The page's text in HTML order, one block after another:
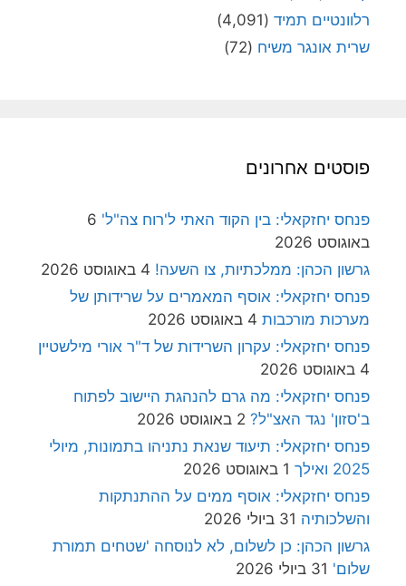
רלוונטיים תמיד (4,091)
שרית אונגר משיח (72)
פוסטים אחרונים
פנחס יחזקאלי: בין הקוד האתי ל'רוח צה"ל' 6
באוגוסט 2026
גרשון הכהן: ממלכתיות, צו השעה! 4 באוגוסט 2026
פנחס יחזקאלי: אוסף המאמרים על שרידותן של
מערכות מורכבות 4 באוגוסט 2026
פנחס יחזקאלי: עקרון השרידות של ד"ר אורי מילשטיין
4 באוגוסט 2026
פנחס יחזקאלי: מה גרם להנהגת היישוב לפתוח
ב'סזון' נגד האצ"ל? 2 באוגוסט 2026
פנחס יחזקאלי: תיעוד שנאת נתניהו בתמונות, מיולי
2025 ואילך
1 באוגוסט 2026
פנחס יחזקאלי: אוסף ממים על ההתנתקות
והשלכותיה 31 ביולי 2026
גרשון הכהן: כן לשלום, לא לנוסחה 'שטחים תמורת
שלום' 31 ביולי 2026